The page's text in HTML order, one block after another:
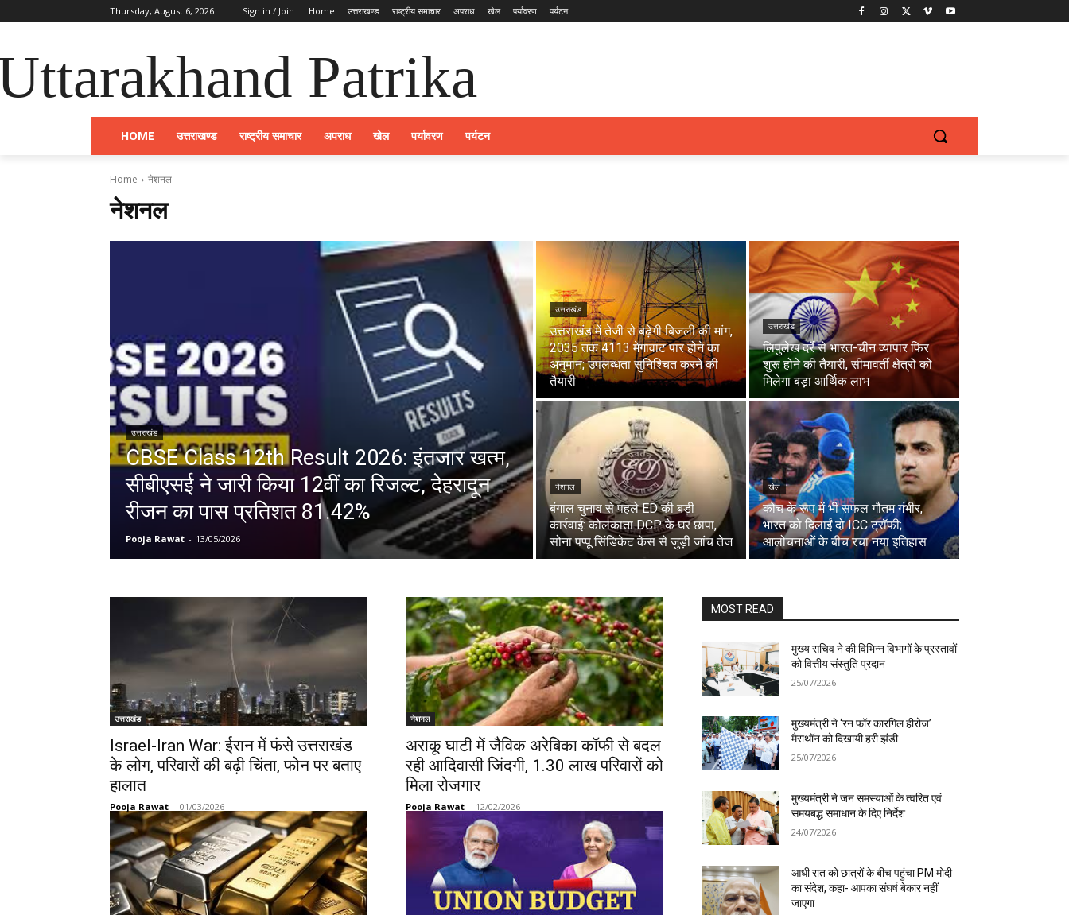
Thursday, August 6, 2026 Sign in / Join Home उत्तराखण्ड राष्ट्रीय समाचार अपराध खेल पर्यावरण पर्यटन
Patrika
HOME उत्तराखण्ड राष्ट्रीय समाचार अपराध खेल पर्यावरण पर्यटन
Home नेशनल
नेशनल
उत्तराखंड
CBSE Class 12th Result 2026: इंतजार खत्म,
सीबीएसई ने जारी किया 12वीं का रिजल्ट, देहरादून
रीजन का पास प्रतिशत 81.42%
Pooja Rawat - 13/05/2026
उत्तराखंड
उत्तराखंड में तेजी से बढ़ेगी बिजली की मांग,
2035 तक 4113 मेगावाट पार होने का
अनुमान; उपलब्धता सुनिश्चित करने की
तैयारी
उत्तराखंड
लिपुलेख दर्रे से भारत-चीन व्यापार फिर
शुरू होने की तैयारी, सीमावर्ती क्षेत्रों को
मिलेगा बड़ा आर्थिक लाभ
नेशनल
बंगाल चुनाव से पहले ED की बड़ी
कार्रवाई: कोलकाता DCP के घर छापा,
सोना पप्पू सिंडिकेट केस से जुड़ी जांच तेज
खेल
कोच के रूप में भी सफल गौतम गंभीर,
भारत को दिलाईं दो ICC ट्रॉफी;
आलोचनाओं के बीच रचा नया इतिहास
उत्तराखंड
Israel-Iran War: ईरान में फंसे उत्तराखंड
के लोग, परिवारों की बढ़ी चिंता, फोन पर बताए
हालात
Pooja Rawat - 01/03/2026
नेशनल
अराकू घाटी में जैविक अरेबिका कॉफी से बदल
रही आदिवासी जिंदगी, 1.30 लाख परिवारों को
मिला रोजगार
Pooja Rawat - 12/02/2026
MOST READ
मुख्य सचिव ने की विभिन्न विभागों के प्रस्तावों
को वित्तीय संस्तुति प्रदान
25/07/2026
मुख्यमंत्री ने ‘रन फॉर कारगिल हीरोज’
मैराथॉन को दिखायी हरी झंडी
25/07/2026
मुख्यमंत्री ने जन समस्याओं के त्वरित एवं
समयबद्ध समाधान के दिए निर्देश
24/07/2026
आधी रात को छात्रों के बीच पहुंचा PM मोदी
का संदेश, कहा- आपका संघर्ष बेकार नहीं
जाएगा